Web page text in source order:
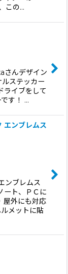
この…
さんデザイン
ステッカー
ライブをして
す！ …
エンブレムス
ンブレムス
ート、ＰＣに
屋外にも対応
メットに貼